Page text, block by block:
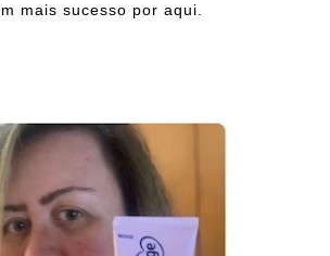
mais sucesso por aqui.